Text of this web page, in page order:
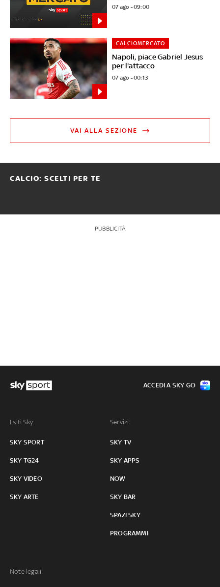
07 ago - 09:00
Napoli, piace Gabriel Jesus
per l'attacco
CALCIOMERCATO
07 ago - 00:13
VAI ALLA SEZIONE
CALCIO: SCELTI PER TE
PUBBLICITÀ
I siti Sky:
SKY SPORT
SKY TG24
SKY VIDEO
SKY ARTE
Servizi:
SKY TV
SKY APPS
NOW
SKY BAR
SPAZI SKY
PROGRAMMI
Note legali:
ACCEDI A SKY GO